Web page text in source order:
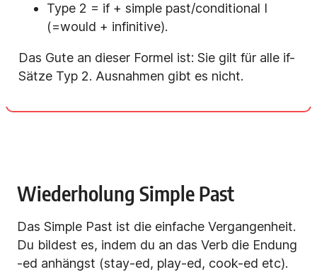
Type 2 = if + simple past/conditional I
(=would + infinitive).
Das Gute an dieser Formel ist: Sie gilt für alle if-
Sätze Typ 2. Ausnahmen gibt es nicht.
Wiederholung Simple Past
Das Simple Past ist die einfache Vergangenheit.
Du bildest es, indem du an das Verb die Endung
-ed anhängst (stay-ed, play-ed, cook-ed etc).